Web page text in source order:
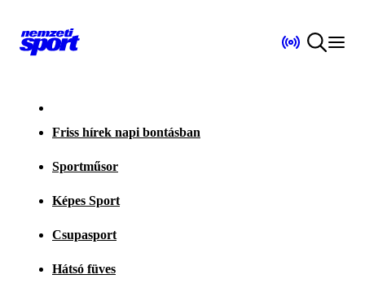
Friss hírek napi bontásban
Sportműsor
Képes Sport
Csupasport
Hátsó füves